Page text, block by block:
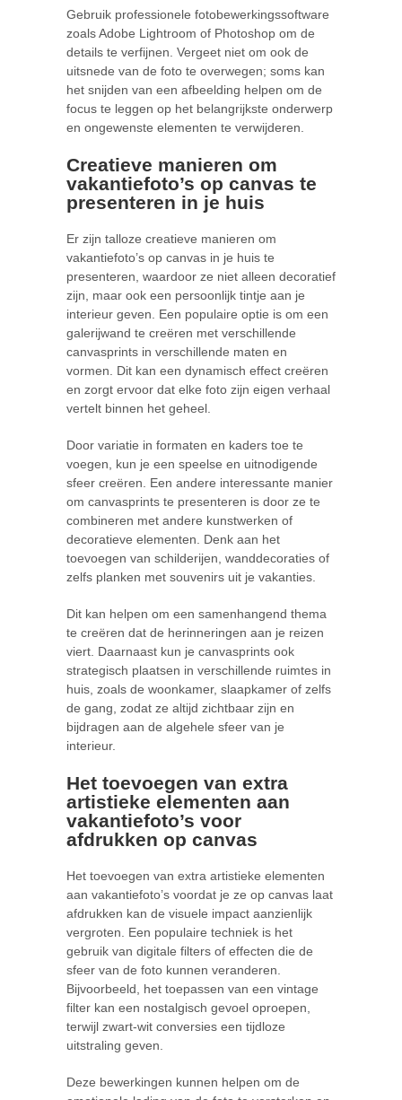
Gebruik professionele fotobewerkingssoftware
zoals Adobe Lightroom of Photoshop om de
details te verfijnen. Vergeet niet om ook de
uitsnede van de foto te overwegen; soms kan
het snijden van een afbeelding helpen om de
focus te leggen op het belangrijkste onderwerp
en ongewenste elementen te verwijderen.
Creatieve manieren om
vakantiefoto’s op canvas te
presenteren in je huis
Er zijn talloze creatieve manieren om
vakantiefoto’s op canvas in je huis te
presenteren, waardoor ze niet alleen decoratief
zijn, maar ook een persoonlijk tintje aan je
interieur geven. Een populaire optie is om een
galerijwand te creëren met verschillende
canvasprints in verschillende maten en
vormen. Dit kan een dynamisch effect creëren
en zorgt ervoor dat elke foto zijn eigen verhaal
vertelt binnen het geheel.
Door variatie in formaten en kaders toe te
voegen, kun je een speelse en uitnodigende
sfeer creëren. Een andere interessante manier
om canvasprints te presenteren is door ze te
combineren met andere kunstwerken of
decoratieve elementen. Denk aan het
toevoegen van schilderijen, wanddecoraties of
zelfs planken met souvenirs uit je vakanties.
Dit kan helpen om een samenhangend thema
te creëren dat de herinneringen aan je reizen
viert. Daarnaast kun je canvasprints ook
strategisch plaatsen in verschillende ruimtes in
huis, zoals de woonkamer, slaapkamer of zelfs
de gang, zodat ze altijd zichtbaar zijn en
bijdragen aan de algehele sfeer van je
interieur.
Het toevoegen van extra
artistieke elementen aan
vakantiefoto’s voor
afdrukken op canvas
Het toevoegen van extra artistieke elementen
aan vakantiefoto’s voordat je ze op canvas laat
afdrukken kan de visuele impact aanzienlijk
vergroten. Een populaire techniek is het
gebruik van digitale filters of effecten die de
sfeer van de foto kunnen veranderen.
Bijvoorbeeld, het toepassen van een vintage
filter kan een nostalgisch gevoel oproepen,
terwijl zwart-wit conversies een tijdloze
uitstraling geven.
Deze bewerkingen kunnen helpen om de